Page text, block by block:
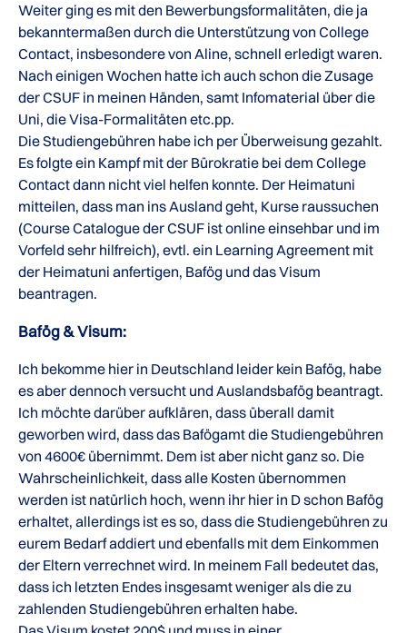
Weiter ging es mit den Bewerbungsformalitäten, die ja
bekanntermaßen durch die Unterstützung von College
Contact, insbesondere von Aline, schnell erledigt waren.
Nach einigen Wochen hatte ich auch schon die Zusage
der CSUF in meinen Händen, samt Infomaterial über die
Uni, die Visa-Formalitäten etc.pp.
Die Studiengebühren habe ich per Überweisung gezahlt.
Es folgte ein Kampf mit der Bürokratie bei dem College
Contact dann nicht viel helfen konnte. Der Heimatuni
mitteilen, dass man ins Ausland geht, Kurse raussuchen
(Course Catalogue der CSUF ist online einsehbar und im
Vorfeld sehr hilfreich), evtl. ein Learning Agreement mit
der Heimatuni anfertigen, Bafög und das Visum
beantragen.
Bafög & Visum:
Ich bekomme hier in Deutschland leider kein Bafög, habe
es aber dennoch versucht und Auslandsbafög beantragt.
Ich möchte darüber aufklären, dass überall damit
geworben wird, dass das Bafögamt die Studiengebühren
von 4600€ übernimmt. Dem ist aber nicht ganz so. Die
Wahrscheinlichkeit, dass alle Kosten übernommen
werden ist natürlich hoch, wenn ihr hier in D schon Bafög
erhaltet, allerdings ist es so, dass die Studiengebühren zu
eurem Bedarf addiert und ebenfalls mit dem Einkommen
der Eltern verrechnet wird. In meinem Fall bedeutet das,
dass ich letzten Endes insgesamt weniger als die zu
zahlenden Studiengebühren erhalten habe.